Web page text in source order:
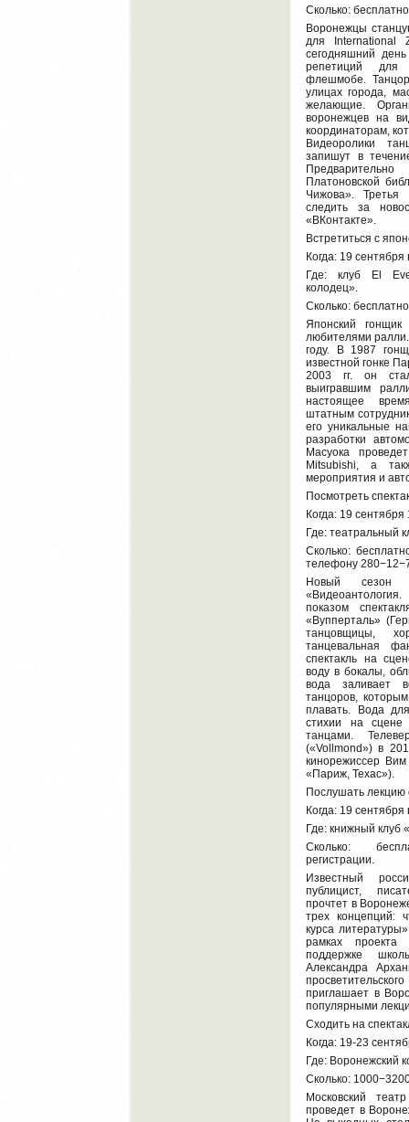
Сколько:
Воронежцы
для International
сегодняшний
репетиций для
флешмобе.
улицах города,
желающие.
воронежцев на
координаторам,
Видеоролики
запишут в
Платоновской
Чижова». Третья
следить за
«ВКонтакте».
Встретиться с
Когда: 19 сентября
Где: клуб El
колодец».
Сколько:
Японский
любителями
году. В 1987
известной гонке
2003 гг. он
выигравшим
настоящее
штатным
его уникальные
разработки
Масуока
Mitsubishi, а
мероприятия и
Посмотреть
Когда: 19 сентября
Где: театральный
Сколько:
телефону
Новый сезон
показом
«Вупперталь»
танцовщицы,
танцевальная
спектакль на
воду в бокалы,
вода заливает
танцоров,
плавать. Вода
стихии на сцене
танцами.
(«Vollmond») в
кинорежиссер
«Париж, Техас»).
Послушать лекцию
Когда: 19 сентября
Где: книжный клуб
Сколько:
регистрации.
Известный
публицист,
прочтет в
трех концепций:
курса
рамках проекта
поддержке
Александра
приглашает в
популярными
Сходить на
Когда: 19-23
Где: Воронежский
Сколько:
Московский
проведет в